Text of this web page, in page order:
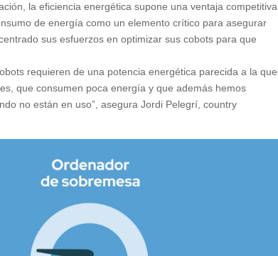
la eficiencia energética supone una ventaja competitiva
de energía como un elemento crítico para asegurar
sus esfuerzos en optimizar sus cobots para que
requieren de una potencia energética parecida a la que
que consumen poca energía y que además hemos
no están en uso”, asegura Jordi Pelegrí, country